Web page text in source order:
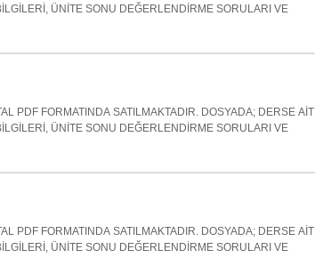
ÜNİTE SONU DEĞERLENDİRME SORULARI VE
PDF FORMATINDA SATILMAKTADIR. DOSYADA; DERSE AİT
ÜNİTE SONU DEĞERLENDİRME SORULARI VE
PDF FORMATINDA SATILMAKTADIR. DOSYADA; DERSE AİT
ÜNİTE SONU DEĞERLENDİRME SORULARI VE